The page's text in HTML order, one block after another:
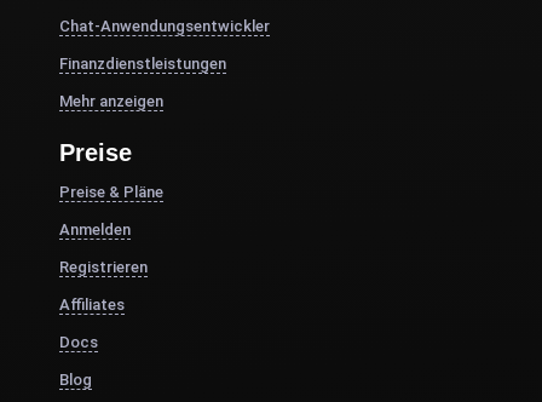
Chat-Anwendungsentwickler
Finanzdienstleistungen
Mehr anzeigen
Preise
Preise & Pläne
Anmelden
Registrieren
Affiliates
Docs
Blog